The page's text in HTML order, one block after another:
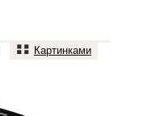
Картинками